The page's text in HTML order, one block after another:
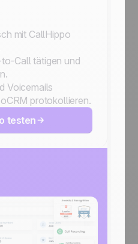
mit CallHippo
Call tätigen und
Voicemails
protokollieren.
testen